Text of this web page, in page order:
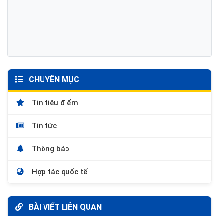
CHUYÊN MỤC
Tin tiêu điểm
Tin tức
Thông báo
Hợp tác quốc tế
BÀI VIẾT LIÊN QUAN